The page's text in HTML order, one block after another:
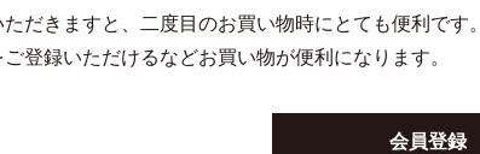
だきますと、二度目のお買い物時にとても便利です。
登録いただけるなどお買い物が便利になります。
会員登録